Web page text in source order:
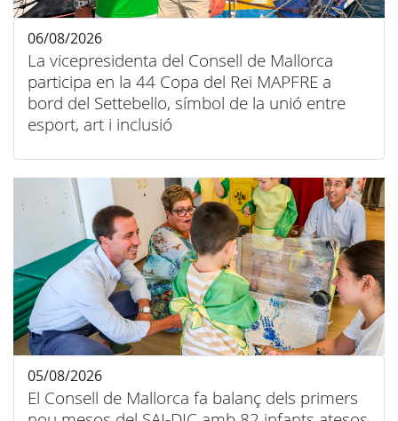
La vicepresidenta del Consell de Mallorca
participa en la 44 Copa del Rei MAPFRE a
bord del Settebello, símbol de la unió entre
esport, art i inclusió
06/08/2026
El Consell de Mallorca fa balanç dels primers
05/08/2026